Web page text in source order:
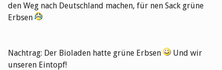
den Weg nach Deutschland machen, für nen Sack grüne
Erbsen
Nachtrag: Der Bioladen hatte grüne Erbsen
Und wir
unseren Eintopf!